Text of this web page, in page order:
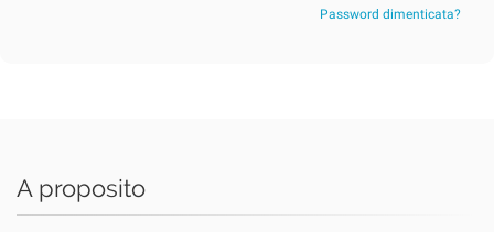
Password dimenticata?
A proposito